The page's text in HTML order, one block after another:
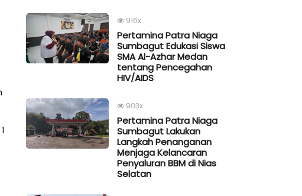
916x
Pertamina Patra Niaga
Sumbagut Edukasi Siswa
SMA Al-Azhar Medan
tentang Pencegahan
HIV/AIDS
903x
Pertamina Patra Niaga
Sumbagut Lakukan
Langkah Penanganan
Menjaga Kelancaran
Penyaluran BBM di Nias
Selatan